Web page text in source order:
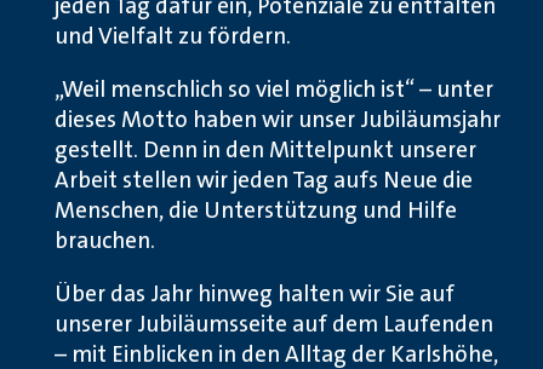
jeden Tag dafür ein, Potenziale zu entfalten
und Vielfalt zu fördern.
„Weil menschlich so viel möglich ist“ – unter
dieses Motto haben wir unser Jubiläumsjahr
gestellt. Denn in den Mittelpunkt unserer
Arbeit stellen wir jeden Tag aufs Neue die
Menschen, die Unterstützung und Hilfe
brauchen.
Über das Jahr hinweg halten wir Sie auf
unserer Jubiläumsseite auf dem Laufenden
– mit Einblicken in den Alltag der Karlshöhe,